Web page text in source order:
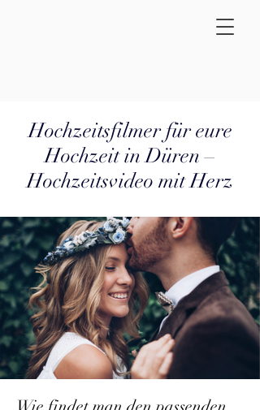
Hochzeitsfilmer für eure
Hochzeit in Düren –
Hochzeitsvideo mit Herz